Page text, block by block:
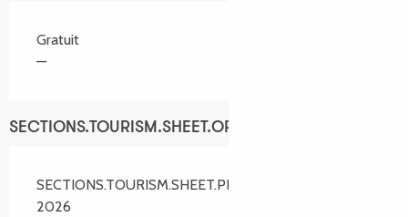
Gratuit
—
SECTIONS.TOURISM.SHEET.OPENINGS
SECTIONS.TOURISM.SHEET.PERIODS.ALL_YEAR
2026